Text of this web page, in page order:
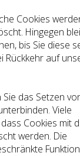
Cookies
Hingegen
bis Sie diese
Rückkehr auf
das Setzen
Viele
Cookies mit
werden. Die